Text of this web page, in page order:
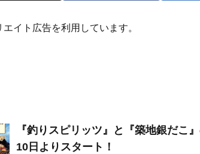
イト広告を利用しています。
『釣りスピリッツ』と『築地銀だこ
10日よりスタート！